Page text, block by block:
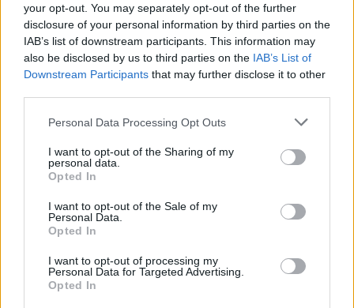
your opt-out. You may separately opt-out of the further
disclosure of your personal information by third parties on the
IAB’s list of downstream participants. This information may
also be disclosed by us to third parties on the IAB’s List of
Downstream Participants that may further disclose it to other
Personal Data Processing Opt Outs
I want to opt-out of the Sharing of my
personal data.
Opted In
I want to opt-out of the Sale of my
Personal Data.
Opted In
I want to opt-out of processing my
Personal Data for Targeted Advertising.
Opted In
ponthatárhúzás
Pont Ott Parti
Pont Ott Parti Budapest